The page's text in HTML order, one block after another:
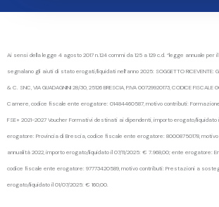
Ai sensi della legge 4 agosto 2017 n.124 commi da 125 a 129 c.d. “legge annuale
segnalano gli aiuti di stato erogati/liquidati nell’anno 2025: SOGGETTO RICEVENTE: G
& C. SNC, VIA GUADAGNINI 28/30, 25126 BRESCIA, P.IVA 00729920173, CODICE
Camere, codice fiscale ente erogatore: 01484460587, motivo contributi:
FSE+ 2021-2027 Voucher Formativi destinati ai dipendenti, importo erogato/liquidato
erogatore: Provincia di Brescia, codice fiscale ente erogatore: 80008750178,
annualità 2022, importo erogato/liquidato il 07/11/2025: € 7.968,00; ente erogatore:
codice fiscale ente erogatore: 97773420589, motivo contributi: Prestazioni a
erogato/liquidato il 01/07/2025: € 160,00.